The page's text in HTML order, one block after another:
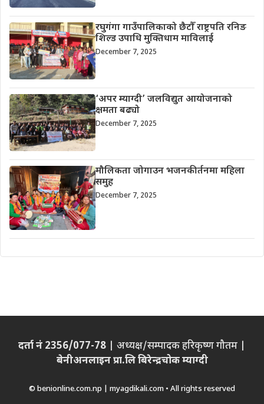
रघुगंगा गाउँपालिकाको छैटौँ राष्ट्रपति रनिङ
शिल्ड उपाधि मुक्तिधाम माविलाई
December 7, 2025
‘अपर म्याग्दी’ जलविद्युत आयोजनाको
क्षमता बढ्यो
December 7, 2025
मौलिकता जोगाउन भजनकीर्तनमा महिला
समुह
December 7, 2025
दर्ता नं 2356/077-78 | अध्यक्ष/सम्पादक हरिकृष्ण गौतम |
बेनीअनलाइन प्रा.लि बिरेन्द्रचोक म्याग्दी
© benionline.com.np | myagdikali.com • All rights reserved